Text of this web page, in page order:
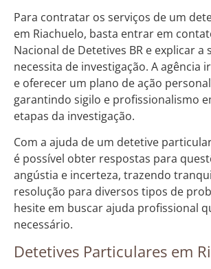
Para contratar os serviços de um
em Riachuelo, basta entrar em
Nacional de Detetives BR e explicar a
necessita de investigação. A agência
e oferecer um plano de ação
garantindo sigilo e profissionalismo
etapas da investigação.
Com a ajuda de um detetive
é possível obter respostas para
angústia e incerteza, trazendo
resolução para diversos tipos de
hesite em buscar ajuda profissional
necessário.
Detetives Particulares em